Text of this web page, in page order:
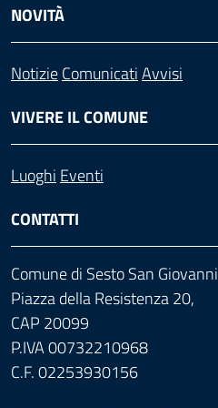
NOVITÀ
NotizieComunicatiAvvisi
VIVERE IL COMUNE
Luoghi Eventi
CONTATTI
Comune di Sesto San Giovanni
Piazza della Resistenza 20,
CAP 20099
P.IVA 00732210968
C.F. 02253930156